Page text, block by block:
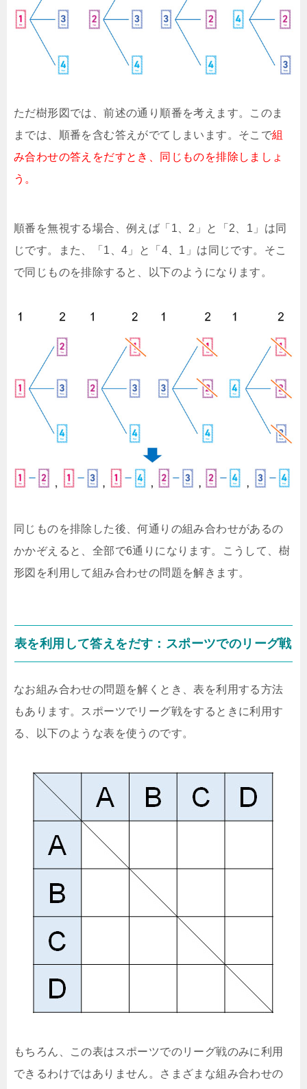
ただ樹形図では、前述の通り順番を考えます。このま
までは、順番を含む答えがでてしまいます。そこで組
み合わせの答えをだすとき、同じものを排除しましょ
う。
順番を無視する場合、例えば「1、2」と「2、1」は同
じです。また、「1、4」と「4、1」は同じです。そこ
で同じものを排除すると、以下のようになります。
同じものを排除した後、何通りの組み合わせがあるの
かかぞえると、全部で6通りになります。こうして、樹
形図を利用して組み合わせの問題を解きます。
表を利用して答えをだす：スポーツでのリーグ戦
なお組み合わせの問題を解くとき、表を利用する方法
もあります。スポーツでリーグ戦をするときに利用す
る、以下のような表を使うのです。
もちろん、この表はスポーツでのリーグ戦のみに利用
できるわけではありません。さまざまな組み合わせの